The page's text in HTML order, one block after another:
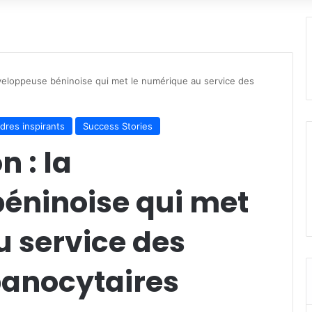
béninoise qui met le numérique au service des
inspirants Success Stories
: la
qui met
service des